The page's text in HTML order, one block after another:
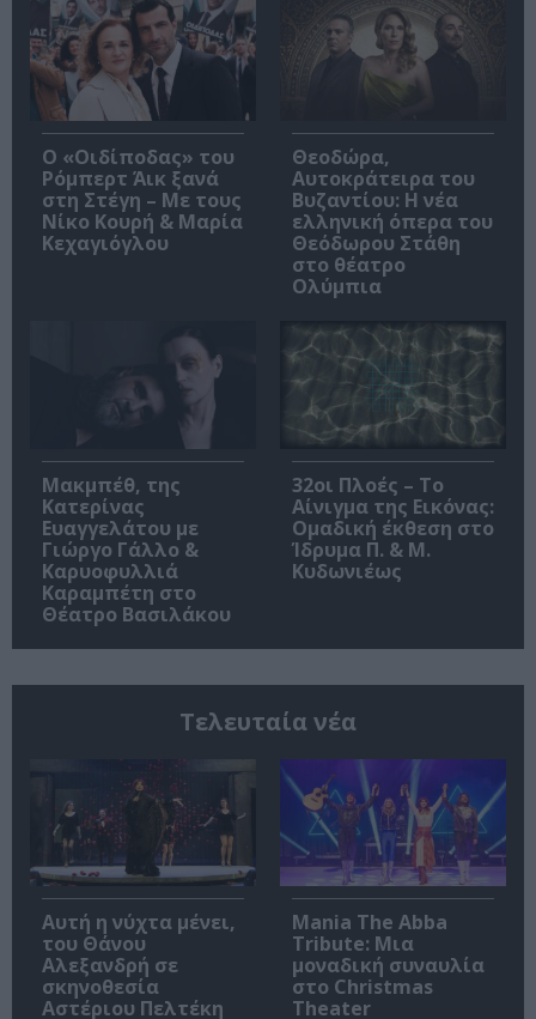
O «Οιδίποδας» του
Ρόμπερτ Άικ ξανά
στη Στέγη – Με τους
Νίκο Κουρή & Μαρία
Κεχαγιόγλου
Θεοδώρα,
Αυτοκράτειρα του
Βυζαντίου: Η νέα
ελληνική όπερα του
Θεόδωρου Στάθη
στο θέατρο
Ολύμπια
Μακμπέθ, της
Κατερίνας
Ευαγγελάτου με
Γιώργο Γάλλο &
Καρυοφυλλιά
Καραμπέτη στο
Θέατρο Βασιλάκου
32οι Πλοές – Το
Αίνιγμα της Εικόνας:
Ομαδική έκθεση στο
Ίδρυμα Π. & Μ.
Κυδωνιέως
Τελευταία νέα
Αυτή η νύχτα μένει,
του Θάνου
Αλεξανδρή σε
σκηνοθεσία
Αστέριου Πελτέκη
Mania The Abba
Tribute: Μια
μοναδική συναυλία
στο Christmas
Theater